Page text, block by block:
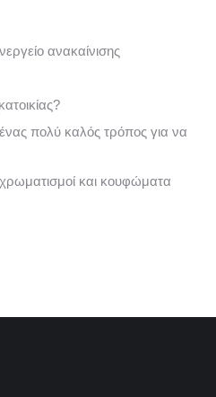
ανακαίνισης
πολύ καλός τρόπος για να
και κουφώματα